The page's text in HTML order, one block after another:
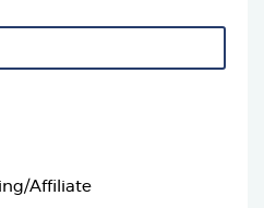
Affiliate